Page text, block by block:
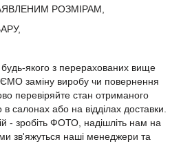
РОЗМІРАМ,
якого з перерахованих вище
заміну виробу чи повернення
перевіряйте стан отриманого
салонах або на відділах доставки.
- зробіть ФОТО, надішліть нам на
зв'яжуться наші менеджери та